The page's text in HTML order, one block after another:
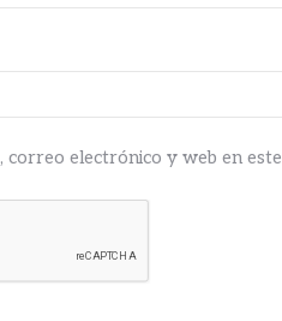
correo electrónico y web en